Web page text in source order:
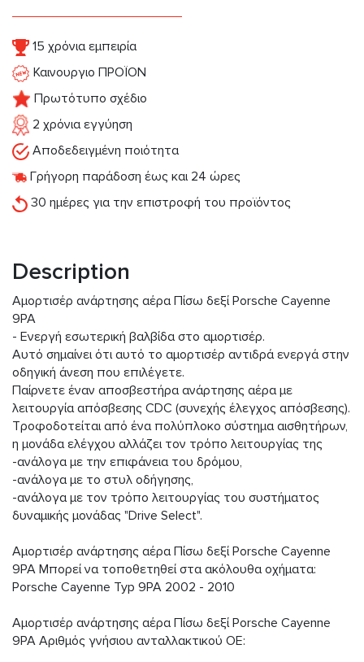
15 χρόνια εμπειρία
Καινουργιο ΠΡΟΪΟΝ
Πρωτότυπο σχέδιο
2 χρόνια εγγύηση
Αποδεδειγμένη ποιότητα
Γρήγορη παράδοση έως και 24 ώρες
30 ημέρες για την επιστροφή του προϊόντος
Description
Αμορτισέρ ανάρτησης αέρα Πίσω δεξί Porsche Cayenne
9PA
- Ενεργή εσωτερική βαλβίδα στο αμορτισέρ.
Αυτό σημαίνει ότι αυτό το αμορτισέρ αντιδρά ενεργά στην
οδηγική άνεση που επιλέγετε.
Παίρνετε έναν αποσβεστήρα ανάρτησης αέρα με
λειτουργία απόσβεσης CDC (συνεχής έλεγχος απόσβεσης).
Τροφοδοτείται από ένα πολύπλοκο σύστημα αισθητήρων,
η μονάδα ελέγχου αλλάζει τον τρόπο λειτουργίας της
-ανάλογα με την επιφάνεια του δρόμου,
-ανάλογα με το στυλ οδήγησης,
-ανάλογα με τον τρόπο λειτουργίας του συστήματος
δυναμικής μονάδας "Drive Select".
Αμορτισέρ ανάρτησης αέρα Πίσω δεξί Porsche Cayenne
9PA Μπορεί να τοποθετηθεί στα ακόλουθα οχήματα:
Porsche Cayenne Typ 9PA 2002 - 2010
Αμορτισέρ ανάρτησης αέρα Πίσω δεξί Porsche Cayenne
9PA Αριθμός γνήσιου ανταλλακτικού OE: